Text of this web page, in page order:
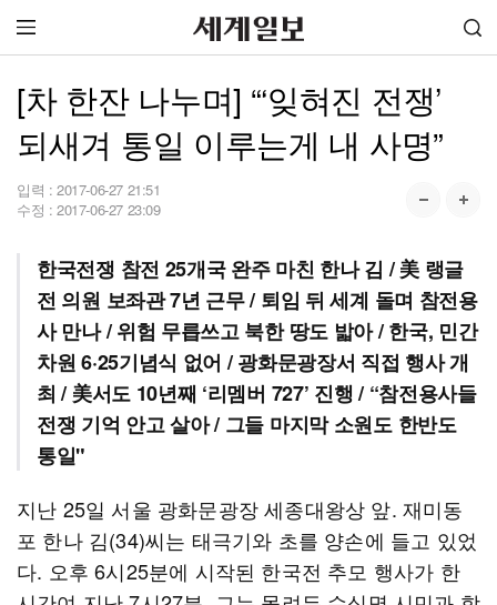
[차 한잔 나누며] “‘잊혀진 전쟁’
되새겨 통일 이루는게 내 사명”
입력 : 2017-06-27 21:51
수정 : 2017-06-27 23:09
한국전쟁 참전 25개국 완주 마친 한나 김 / 美 랭글
전 의원 보좌관 7년 근무 / 퇴임 뒤 세계 돌며 참전용
사 만나 / 위험 무릅쓰고 북한 땅도 밟아 / 한국, 민간
차원 6·25기념식 없어 / 광화문광장서 직접 행사 개
최 / 美서도 10년째 ‘리멤버 727’ 진행 / “참전용사들
전쟁 기억 안고 살아 / 그들 마지막 소원도 한반도
통일"
지난 25일 서울 광화문광장 세종대왕상 앞. 재미동
포 한나 김(34)씨는 태극기와 초를 양손에 들고 있었
다. 오후 6시25분에 시작된 한국전 추모 행사가 한